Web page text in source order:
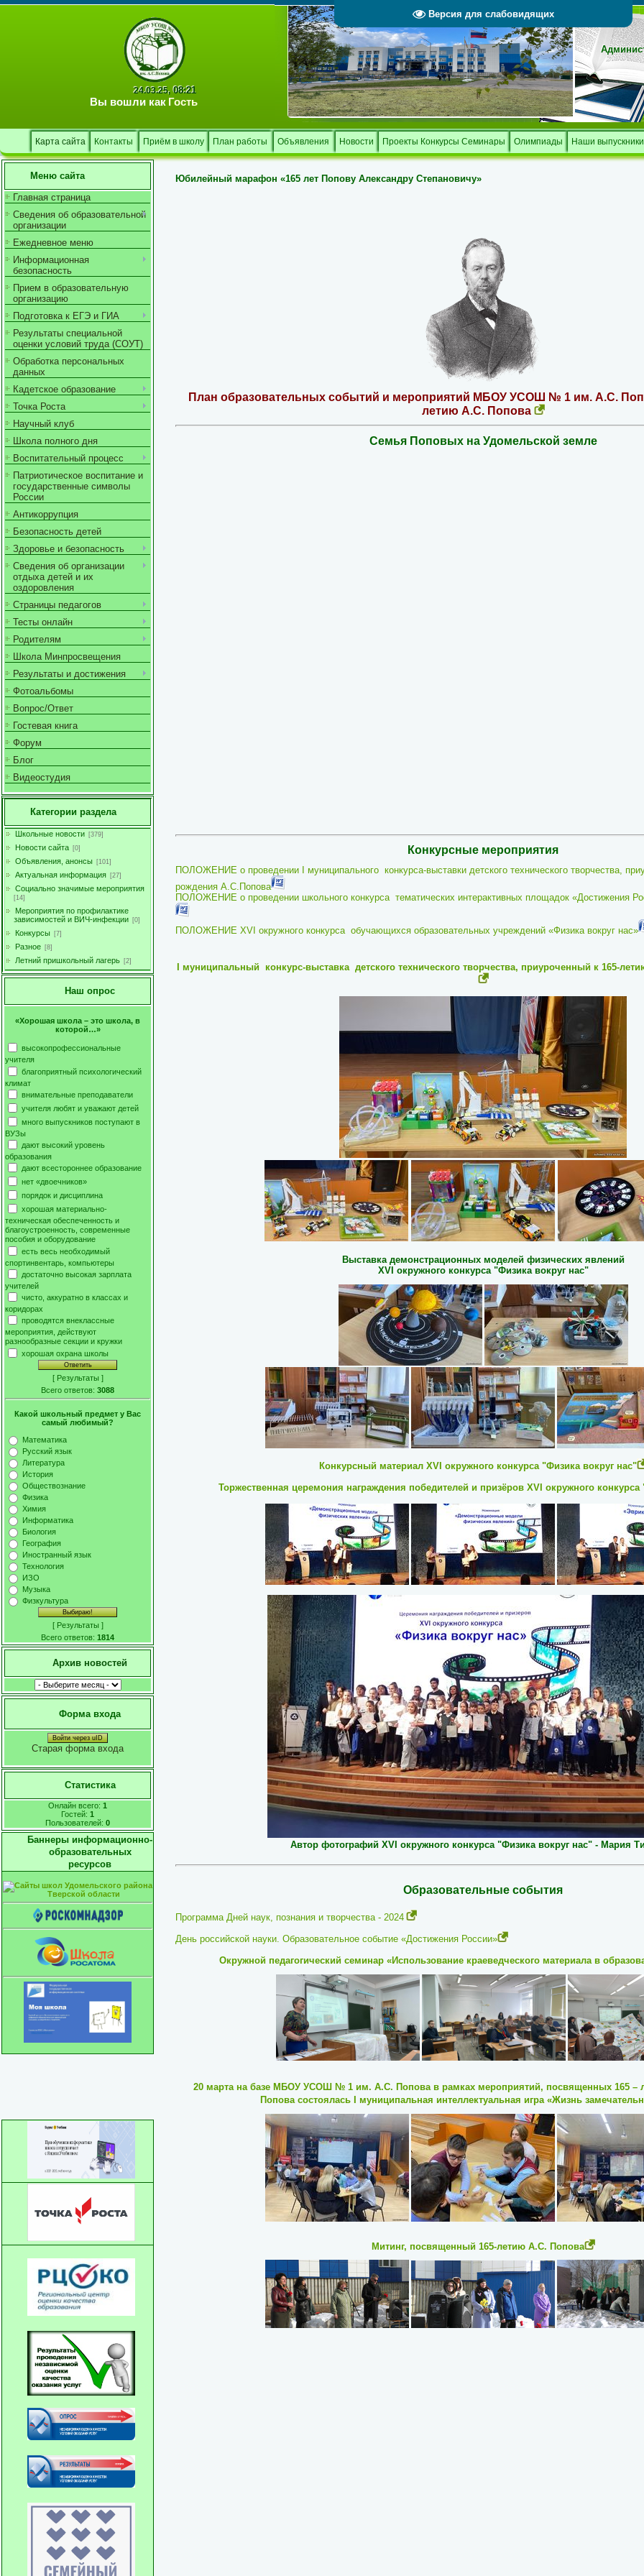
Версия для слабовидящих
24.03.25, 08:21
Вы вошли как Гость
Тверской
Карта сайта Контакты Приём в школу План работы Объявления Новости Проекты Конкурсы Семинары Олимпиады Наши выпускники
Меню сайта
Главная страница
Сведения об образовательной
организации
Ежедневное меню
Информационная
безопасность
Прием в образовательную
организацию
Подготовка к ЕГЭ и ГИА
Результаты специальной
оценки условий труда (СОУТ)
Обработка персональных
данных
Кадетское образование
Точка Роста
Научный клуб
Школа полного дня
Воспитательный процесс
Патриотическое воспитание и
государственные символы
России
Антикоррупция
Безопасность детей
Здоровье и безопасность
Сведения об организации
отдыха детей и их
оздоровления
Страницы педагогов
Тесты онлайн
Родителям
Школа Минпросвещения
Результаты и достижения
Фотоальбомы
Вопрос/Ответ
Гостевая книга
Форум
Блог
Видеостудия
Категории раздела
Школьные новости [379]
Новости сайта [0]
Объявления, анонсы [101]
Актуальная информация [27]
Социально значимые мероприятия
[14]
Мероприятия по профилактике
зависимостей и ВИЧ-инфекции [0]
Конкурсы [7]
Разное [8]
Летний пришкольный лагерь [2]
Наш опрос
«Хорошая школа – это школа, в
которой…»
высокопрофессиональные
учителя
благоприятный психологический
климат
внимательные преподаватели
учителя любят и уважают детей
много выпускников поступают в
ВУЗы
дают высокий уровень
образования
дают всестороннее образование
нет «двоечников»
порядок и дисциплина
хорошая материально-
техническая обеспеченность и
благоустроенность, современные
пособия и оборудование
есть весь необходимый
спортинвентарь, компьютеры
достаточно высокая зарплата
учителей
чисто, аккуратно в классах и
коридорах
проводятся внеклассные
мероприятия, действуют
разнообразные секции и кружки
хорошая охрана школы
[ Результаты ]
Всего ответов: 3088
Какой школьный предмет у Вас
самый любимый?
Математика
Русский язык
Литература
История
Обществознание
Физика
Химия
Информатика
Биология
География
Иностранный язык
Технология
ИЗО
Музыка
Физкультура
[ Результаты ]
Всего ответов: 1814
Архив новостей
Форма входа
Войти через uID
Старая форма входа
Статистика
Онлайн всего: 1
Гостей: 1
Пользователей: 0
Баннеры информационно-
образовательных
ресурсов
Юбилейный марафон «165 лет Попову Александру Степановичу»
План образовательных событий и мероприятий МБОУ УСОШ № 1 им. А.С.
летию А.С. Попова
Семья Поповых на Удомельской земле
Конкурсные мероприятия
ПОЛОЖЕНИЕ о проведении муниципального конкурса-выставки детского технического творчества,
рождения А.С.Попова
ПОЛОЖЕНИЕ о проведении школьного конкурса тематических интерактивных площадок «Достижения
ПОЛОЖЕНИЕ XVI окружного конкурса обучающихся образовательных учреждений «Физика вокруг нас»
муниципальный конкурс-выставка детского технического творчества, приуроченный к 165-
Выставка демонстрационных моделей физических явлений
XVI окружного конкурса "Физика вокруг нас"
Конкурсный материал XVI окружного конкурса "Физика вокруг нас"
Торжественная церемония награждения победителей и призёров XVI окружного
Автор фотографий XVI окружного конкурса "Физика вокруг нас" - Мария
Образовательные события
Программа Дней наук, познания и творчества - 2024
День российской науки. Образовательное событие «Достижения России»
Окружной педагогический семинар «Использование краеведческого материала в
20 марта на базе МБОУ УСОШ № 1 им. А.С. Попова в рамках мероприятий, посвященных 165 –
Попова состоялась I муниципальная интеллектуальная игра «Жизнь
Митинг, посвященный 165-летию А.С. Попова